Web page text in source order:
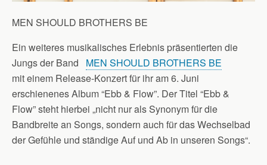
MEN SHOULD BROTHERS BE
Ein weiteres musikalisches Erlebnis präsentierten die
Jungs der Band MEN SHOULD BROTHERS BE
mit einem Release-Konzert für ihr am 6. Juni
erschienenes Album “Ebb & Flow”. Der Titel “Ebb &
Flow” steht hierbei „nicht nur als Synonym für die
Bandbreite an Songs, sondern auch für das Wechselbad
der Gefühle und ständige Auf und Ab in unseren Songs“.